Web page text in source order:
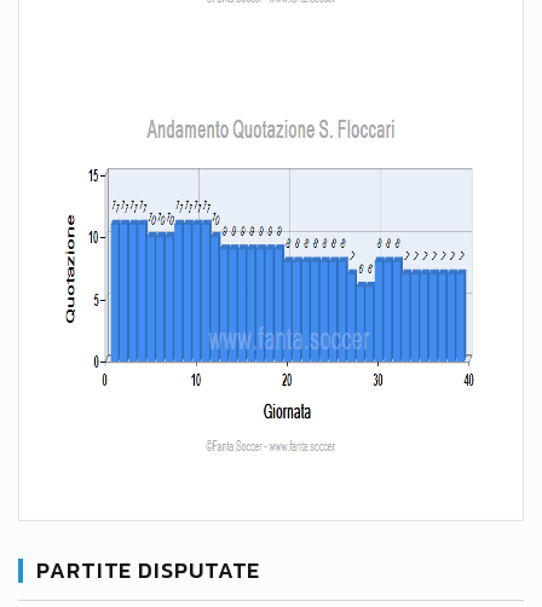
PARTITE DISPUTATE